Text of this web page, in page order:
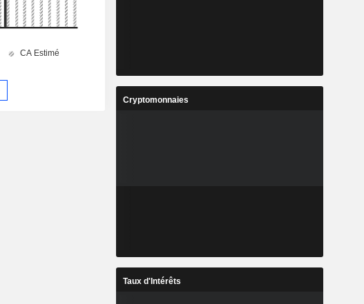
Cryptomonnaies
Taux d'Intérêts